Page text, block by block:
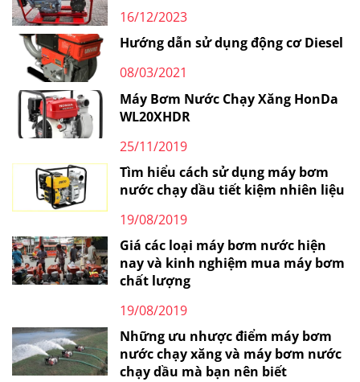
16/12/2023
Hướng dẫn sử dụng động cơ Diesel
08/03/2021
Máy Bơm Nước Chạy Xăng HonDa
WL20XHDR
25/11/2019
Tìm hiểu cách sử dụng máy bơm
nước chạy dầu tiết kiệm nhiên liệu
19/08/2019
Giá các loại máy bơm nước hiện
nay và kinh nghiệm mua máy bơm
chất lượng
19/08/2019
Những ưu nhược điểm máy bơm
nước chạy xăng và máy bơm nước
chạy dầu mà bạn nên biết